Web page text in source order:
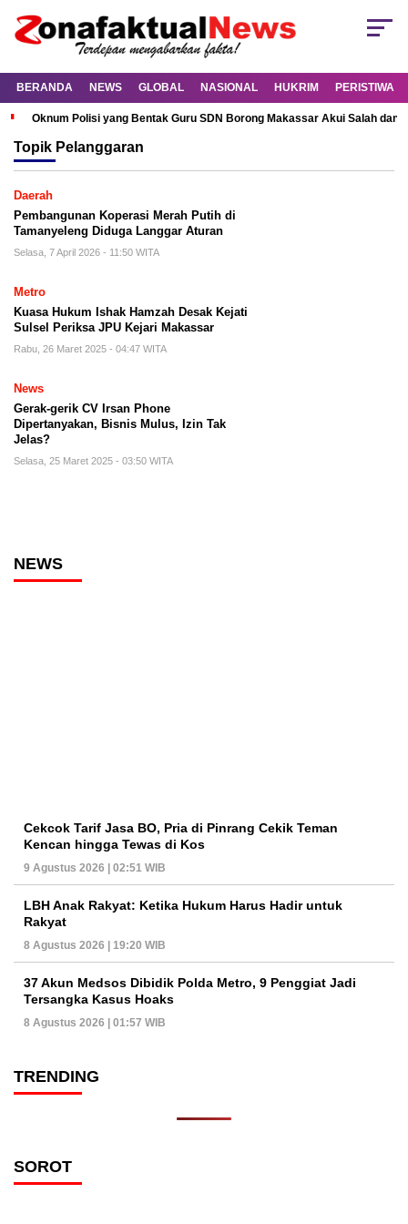
BERANDA NEWS GLOBAL NASIONAL HUKRIM PERISTIWA
Oknum Polisi yang Bentak Guru SDN Borong Makassar Akui Salah dan
Topik Pelanggaran
Daerah
Pembangunan Koperasi Merah Putih di
Tamanyeleng Diduga Langgar Aturan
Selasa, 7 April 2026 - 11:50 WITA
Metro
Kuasa Hukum Ishak Hamzah Desak Kejati
Sulsel Periksa JPU Kejari Makassar
Rabu, 26 Maret 2025 - 04:47 WITA
News
Gerak-gerik CV Irsan Phone
Dipertanyakan, Bisnis Mulus, Izin Tak
Jelas?
Selasa, 25 Maret 2025 - 03:50 WITA
NEWS
Cekcok Tarif Jasa BO, Pria di Pinrang Cekik Teman
Kencan hingga Tewas di Kos
9 Agustus 2026 | 02:51 WIB
LBH Anak Rakyat: Ketika Hukum Harus Hadir untuk
Rakyat
8 Agustus 2026 | 19:20 WIB
37 Akun Medsos Dibidik Polda Metro, 9 Penggiat Jadi
Tersangka Kasus Hoaks
8 Agustus 2026 | 01:57 WIB
TRENDING
SOROT